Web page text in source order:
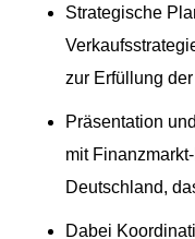
Strategische
zur Erfüllung
Präsentation
mit
Deutschland,
Dabei